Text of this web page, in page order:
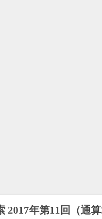
2017年第11回（通